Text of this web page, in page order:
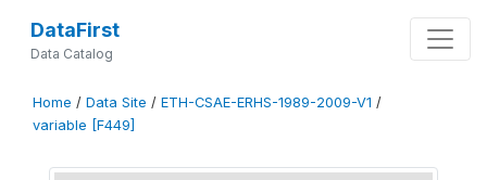
DataFirst
Data Catalog
Home / Data Site / ETH-CSAE-ERHS-1989-2009-V1 /
variable [F449]